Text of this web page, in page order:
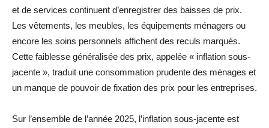
et de services continuent d’enregistrer des baisses de prix.
Les vêtements, les meubles, les équipements ménagers ou
encore les soins personnels affichent des reculs marqués.
Cette faiblesse généralisée des prix, appelée « inflation sous-
jacente », traduit une consommation prudente des ménages et
un manque de pouvoir de fixation des prix pour les entreprises.
Sur l’ensemble de l’année 2025, l’inflation sous-jacente est